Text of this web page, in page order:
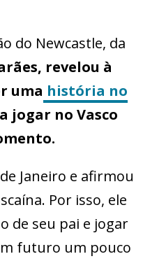
do Newcastle, da
revelou à
uma história no
jogar no Vasco
Janeiro e afirmou
Por isso, ele
de seu pai e jogar
futuro um pouco